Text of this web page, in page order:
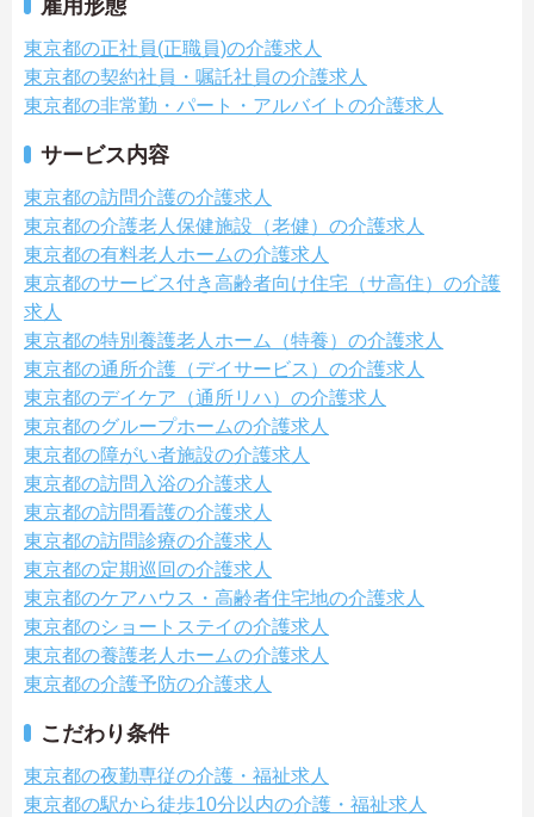
雇用形態
東京都の正社員(正職員)の介護求人
東京都の契約社員・嘱託社員の介護求人
東京都の非常勤・パート・アルバイトの介護求人
サービス内容
東京都の訪問介護の介護求人
東京都の介護老人保健施設（老健）の介護求人
東京都の有料老人ホームの介護求人
東京都のサービス付き高齢者向け住宅（サ高住）の介護
求人
東京都の特別養護老人ホーム（特養）の介護求人
東京都の通所介護（デイサービス）の介護求人
東京都のデイケア（通所リハ）の介護求人
東京都のグループホームの介護求人
東京都の障がい者施設の介護求人
東京都の訪問入浴の介護求人
東京都の訪問看護の介護求人
東京都の訪問診療の介護求人
東京都の定期巡回の介護求人
東京都のケアハウス・高齢者住宅地の介護求人
東京都のショートステイの介護求人
東京都の養護老人ホームの介護求人
東京都の介護予防の介護求人
こだわり条件
東京都の夜勤専従の介護・福祉求人
東京都の駅から徒歩10分以内の介護・福祉求人